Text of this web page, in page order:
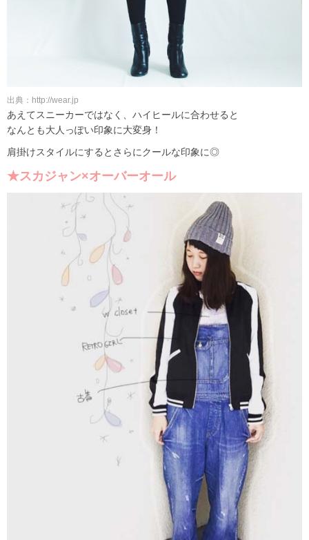
出典：http://wear.jp
あえてスニーカーではなく、ハイヒールに合わせると
なんとも大人っぽい印象に大変身！
肩掛けスタイルにするとさらにクールな印象に◎
★スカジャン×オーバーオール